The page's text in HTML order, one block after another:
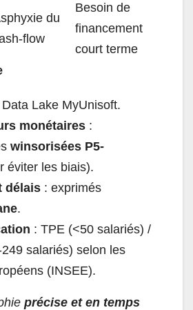
du
flow
Besoin de
financement
court terme
Data Lake MyUnisoft.
monétaires :
winsorisées P5-
éviter les biais).
délais : exprimés
.
: TPE (<50 salariés) /
salariés) selon les
(INSEE).
précise et en temps